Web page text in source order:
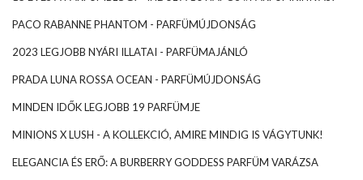
PACO RABANNE PHANTOM - PARFÜMÚJDONSÁG
2023 LEGJOBB NYÁRI ILLATAI - PARFÜMAJÁNLÓ
PRADA LUNA ROSSA OCEAN - PARFÜMÚJDONSÁG
MINDEN IDŐK LEGJOBB 19 PARFÜMJE
MINIONS X LUSH - A KOLLEKCIÓ, AMIRE MINDIG IS VÁGYTUNK!
ELEGANCIA ÉS ERŐ: A BURBERRY GODDESS PARFÜM VARÁZSA